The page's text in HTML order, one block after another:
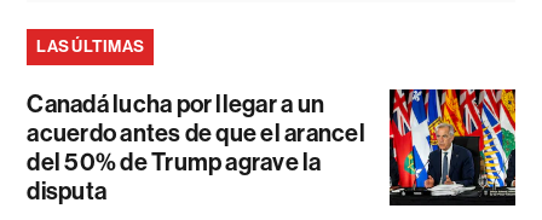
LAS ÚLTIMAS
Canadá lucha por llegar a un
acuerdo antes de que el arancel
del 50% de Trump agrave la
disputa